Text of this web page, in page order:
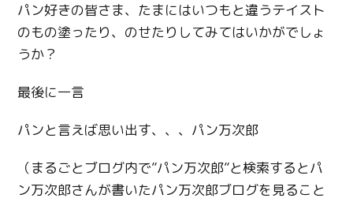
パン好きの皆さま、たまにはいつもと違うテイスト
のもの塗ったり、のせたりしてみてはいかがでしょ
うか？
最後に一言
パンと言えば思い出す、、、パン万次郎
（まるごとブログ内で”パン万次郎”と検索するとパ
ン万次郎さんが書いたパン万次郎ブログを見ること